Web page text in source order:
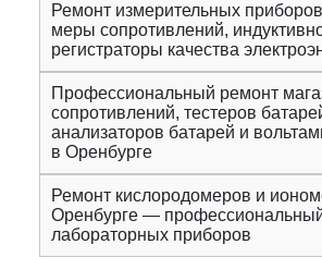
Ремонт измерительных
меры сопротивлений,
регистраторы качества
Профессиональный ремонт
сопротивлений, тестеров
анализаторов батарей и
в Оренбурге
Ремонт кислородомеров и
Оренбурге —
лабораторных приборов